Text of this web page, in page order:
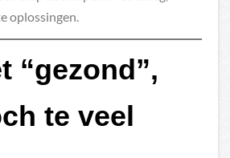
oplossingen.
“gezond”,
te veel